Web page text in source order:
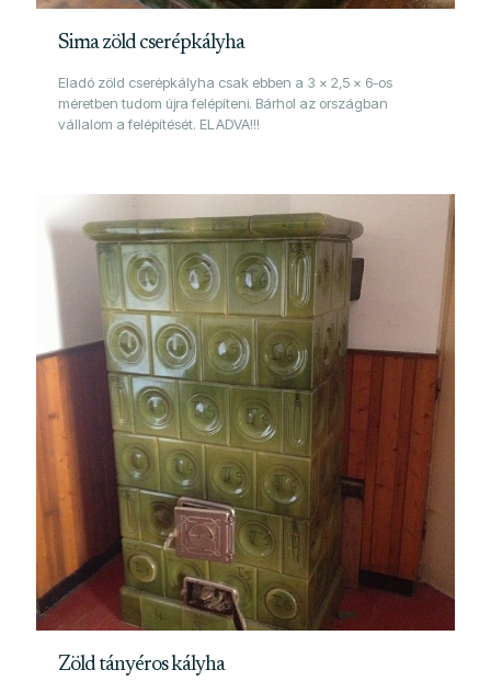
Sima zöld cserépkályha
Eladó zöld cserépkályha csak ebben a 3 x 2,5 x 6-os
méretben tudom újra felépíteni. Bárhol az országban
vállalom a felépítését. ELADVA!!!
Zöld tányéros kályha